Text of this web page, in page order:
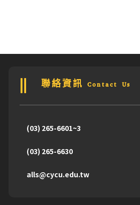
聯絡資訊 Contact Us
(03) 265-6601~3
(03) 265-6630
alls@cycu.edu.tw